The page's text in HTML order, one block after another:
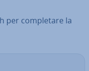
per com­ple­ta­re la